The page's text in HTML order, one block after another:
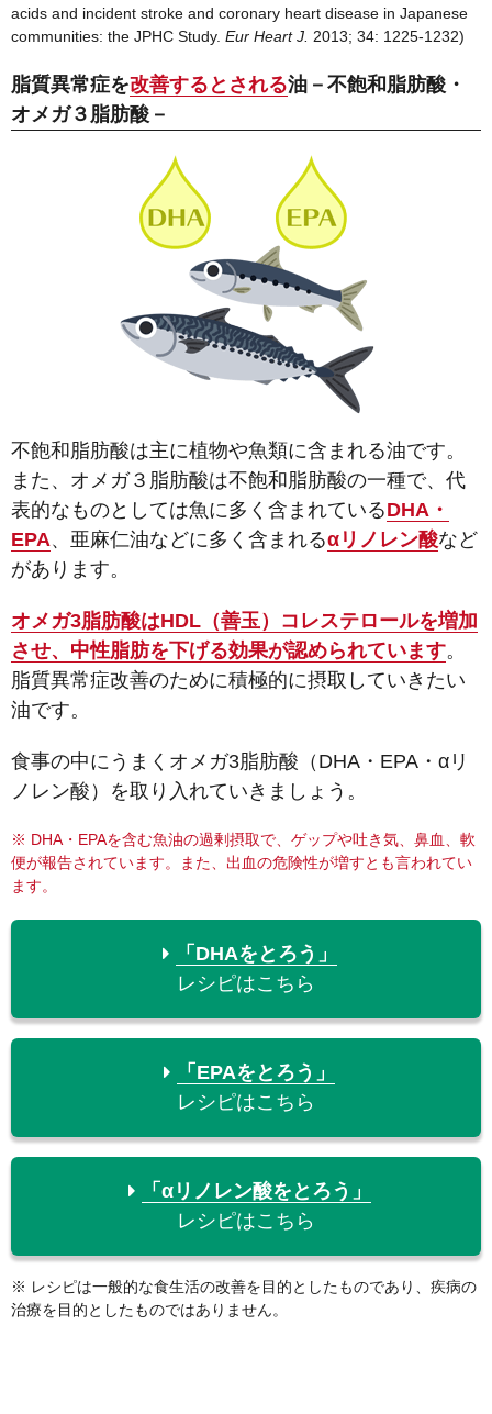
acids and incident stroke and coronary heart disease in Japanese
communities: the JPHC Study. Eur Heart J. 2013; 34: 1225-1232)
脂質異常症を改善するとされる油－不飽和脂肪酸・
オメガ３脂肪酸－
不飽和脂肪酸は主に植物や魚類に含まれる油です。
また、オメガ３脂肪酸は不飽和脂肪酸の一種で、代
表的なものとしては魚に多く含まれているDHA・
EPA、亜麻仁油などに多く含まれるαリノレン酸など
があります。
オメガ3脂肪酸はHDL（善玉）コレステロールを増加
させ、中性脂肪を下げる効果が認められています。
脂質異常症改善のために積極的に摂取していきたい
油です。
食事の中にうまくオメガ3脂肪酸（DHA・EPA・αリ
ノレン酸）を取り入れていきましょう。
※ DHA・EPAを含む魚油の過剰摂取で、ゲップや吐き気、鼻血、軟
便が報告されています。また、出血の危険性が増すとも言われてい
ます。
「DHAをとろう」
レシピはこちら
「EPAをとろう」
レシピはこちら
「αリノレン酸をとろう」
レシピはこちら
※ レシピは一般的な食生活の改善を目的としたものであり、疾病の
治療を目的としたものではありません。